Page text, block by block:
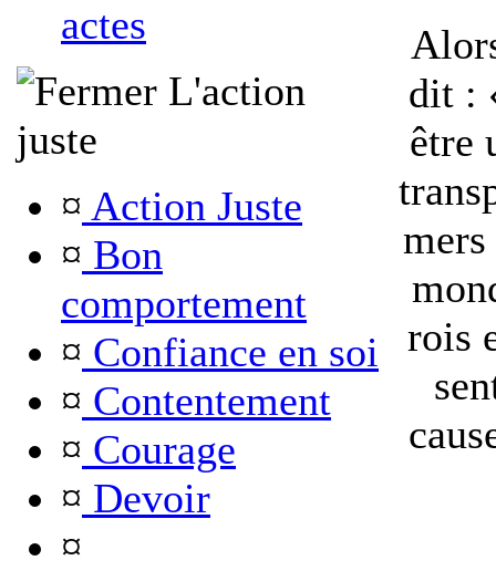
actes
L'action
juste
¤ Action Juste
¤ Bon
comportement
¤ Confiance en soi
¤ Contentement
¤ Courage
¤ Devoir
¤
dit :
être
rois